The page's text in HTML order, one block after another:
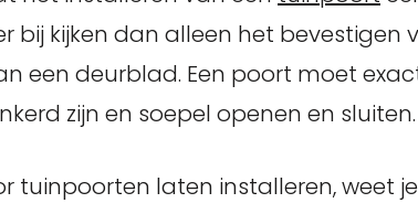
bij kijken dan alleen het bevestigen
een deurblad. Een poort moet
zijn en soepel openen en sluiten.
tuinpoorten laten installeren, weet